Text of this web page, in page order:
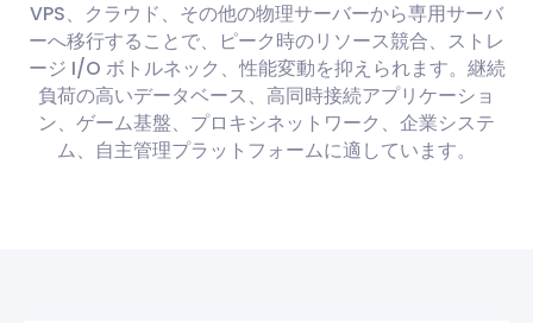
VPS、クラウド、その他の物理サーバーから専用サーバ
ーへ移行することで、ピーク時のリソース競合、ストレ
ージ I/O ボトルネック、性能変動を抑えられます。継続
負荷の高いデータベース、高同時接続アプリケーショ
ン、ゲーム基盤、プロキシネットワーク、企業システ
ム、自主管理プラットフォームに適しています。